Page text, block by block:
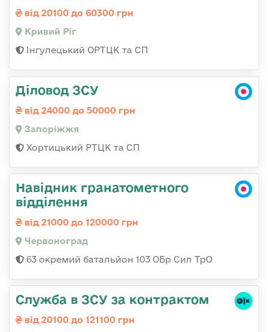
від 20100 до 60300 грн
Кривий Ріг
Інгулецький ОРТЦК та СП
Діловод ЗСУ
від 24000 до 50000 грн
Запоріжжя
Хортицький РТЦК та СП
Навідник гранатометного
відділення
від 21000 до 120000 грн
Червоноград
63 окремий батальйон 103 ОБр Сил ТрО
Служба в ЗСУ за контрактом
від 20100 до 121100 грн